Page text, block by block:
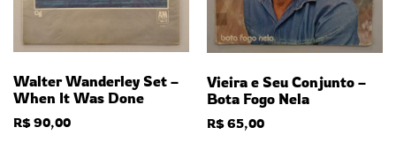
Walter Wanderley Set –
When It Was Done
R$90,00
Vieira e Seu Conjunto –
Bota Fogo Nela
R$65,00